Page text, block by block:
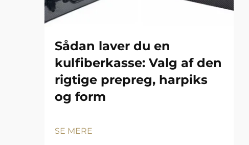
Sådan laver du en
kulfiberkasse: Valg af den
rigtige prepreg, harpiks
og form
SE MERE